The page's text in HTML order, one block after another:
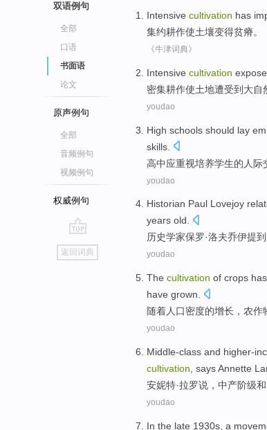
双语例句
全部
口语
书面语
论文
原声例句
全部
音频例句
视频例句
权威例句
go
top
返回词典
Intensive cultivation has
集约耕作使土壤变得贫瘠。
《牛津词典》
Intensive cultivation
密集耕作使土地遭受到 大自
youdao
High schools should lay
skills
高中应重视培养学生的 人际
youdao
Historian Paul Lovejoy
years old.
历史学家保罗·洛夫乔伊提到
youdao
The cultivation of crops has
have grown
随着人口密度的增长， 农作
youdao
Middle-class and higher-
cultivation saysAnnette
安妮特·拉罗说 ， 中产阶级和
youdao
In the late 1930s a